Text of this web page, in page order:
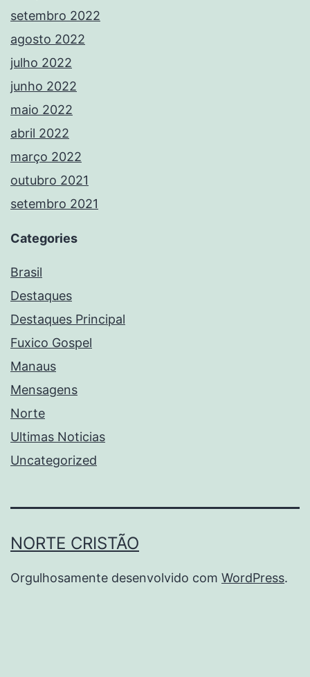
setembro 2022
agosto 2022
julho 2022
junho 2022
maio 2022
abril 2022
março 2022
outubro 2021
setembro 2021
Categories
Brasil
Destaques
Destaques Principal
Fuxico Gospel
Manaus
Mensagens
Norte
Ultimas Noticias
Uncategorized
NORTE CRISTÃO
Orgulhosamente desenvolvido com WordPress.